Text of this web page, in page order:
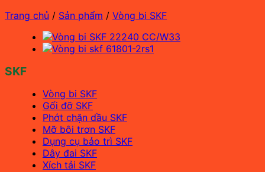
Trang chủ / Sản phẩm / Vòng bi SKF
SKF
Vòng bi SKF
Gối đỡ SKF
Phớt chặn dầu SKF
Mỡ bôi trơn SKF
Dụng cụ bảo trì SKF
Dây đai SKF
Xích tải SKF